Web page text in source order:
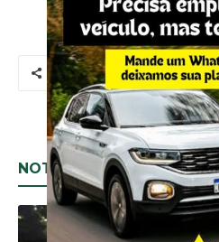
NOTÍCIAS RELACIONADAS